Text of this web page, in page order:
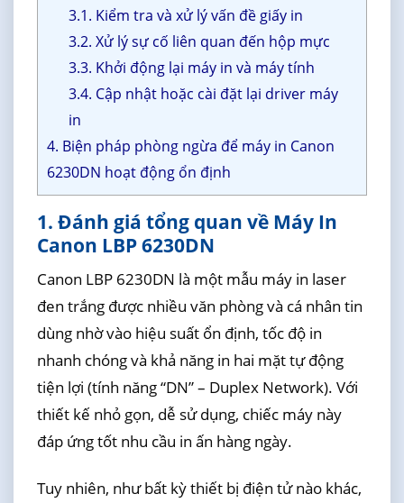
3.1. Kiểm tra và xử lý vấn đề giấy in
3.2. Xử lý sự cố liên quan đến hộp mực
3.3. Khởi động lại máy in và máy tính
3.4. Cập nhật hoặc cài đặt lại driver máy
in
4. Biện pháp phòng ngừa để máy in Canon
6230DN hoạt động ổn định
1. Đánh giá tổng quan về Máy In
Canon LBP 6230DN
Canon LBP 6230DN là một mẫu máy in laser
đen trắng được nhiều văn phòng và cá nhân tin
dùng nhờ vào hiệu suất ổn định, tốc độ in
nhanh chóng và khả năng in hai mặt tự động
tiện lợi (tính năng “DN” – Duplex Network). Với
thiết kế nhỏ gọn, dễ sử dụng, chiếc máy này
đáp ứng tốt nhu cầu in ấn hàng ngày.
Tuy nhiên, như bất kỳ thiết bị điện tử nào khác,